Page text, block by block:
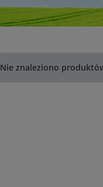
Nie znaleziono